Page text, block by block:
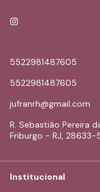
5522981487605
5522981487605
jufranrh@gmail.com
R. Sebastião Pereira
Friburgo - RJ, 28633-
Institucional